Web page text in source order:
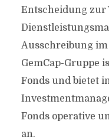
Entscheidung zur
Ausschreibung
GemCap-Gruppe
Fonds und bietet
Fonds operative
an.